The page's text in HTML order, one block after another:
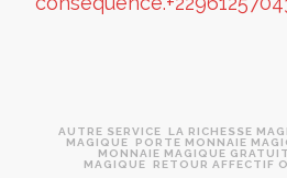
AUTRE SERVICE LA RICHESSE
MAGIQUE
PORTE MONNAIE
MONNAIE MAGIQUE GRATUIT
MAGIQUE
RETOUR AFFECTIF